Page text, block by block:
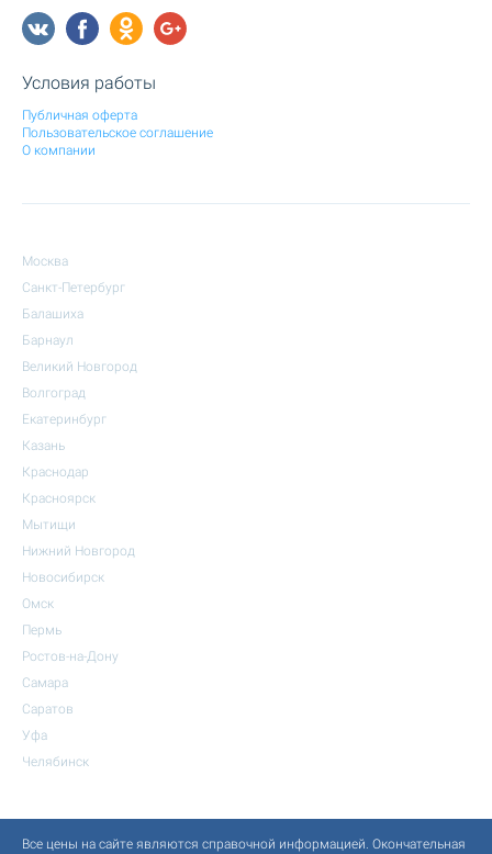
Условия работы
Публичная оферта
Пользовательское соглашение
О компании
Москва
Санкт-Петербург
Балашиха
Барнаул
Великий Новгород
Волгоград
Екатеринбург
Казань
Краснодар
Красноярск
Мытищи
Нижний Новгород
Новосибирск
Омск
Пермь
Ростов-на-Дону
Самара
Саратов
Уфа
Челябинск
Все цены на сайте являются справочной информацией. Окончательная